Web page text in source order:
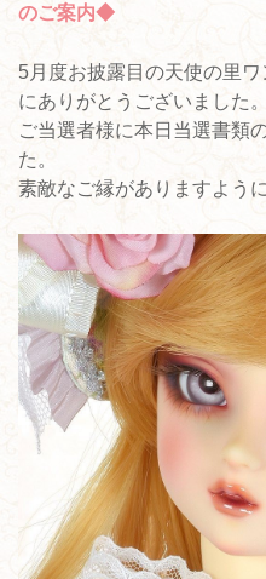
のご案内◆
5月度お披露目の天使の里
にありがとうございました。
ご当選者様に本日当選書類
た。
素敵なご縁がありますよう